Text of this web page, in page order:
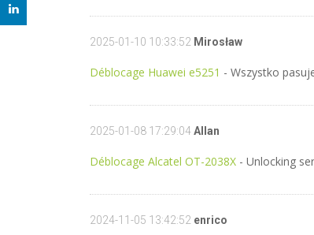
2025-01-10 10:33:52 Mirosław
Déblocage Huawei e5251 - Wszystko
2025-01-08 17:29:04Allan
Déblocage Alcatel OT-2038X - Unlocking
2024-11-05 13:42:52 enrico